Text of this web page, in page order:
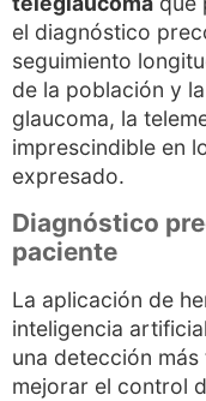
el diagnóstico
seguimiento
de la población y
glaucoma, la
imprescindible en
expresado.
Diagnóstico
paciente
La aplicación de
inteligencia
una detección
mejorar el control